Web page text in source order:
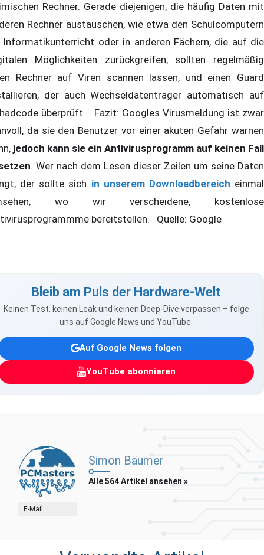
Rechner. Gerade diejenigen, die häufig Daten mit
Rechner austauschen, wie etwa den Schulcomputern
Informatikunterricht oder in anderen Fächern, die auf die
Möglichkeiten zurückgreifen, sollten regelmäßig
Rechner auf Viren scannen lassen, und einen Guard
der auch Wechseldatenträger automatisch auf
überprüft. Fazit: Googles Virusmeldung ist zwar
da sie den Benutzer vor einer akuten Gefahr warnen
jedoch kann sie ein Antivirusprogramm auf keinen Fall
. Wer nach dem Lesen dieser Zeilen um seine Daten
der sollte sich in unserem Downloadbereich einmal
wo wir verscheidene, kostenlose
bereitstellen. Quelle: Google
Bleib am Puls der Hardware-Welt
Keinen Test, keinen Leak und keinen Deep-Dive verpassen – folge
uns auf Google News und YouTube.
Auf Google News folgen
YouTube abonnieren
E-Mail
Simon Bäumer
Alle 564 Artikel ansehen »